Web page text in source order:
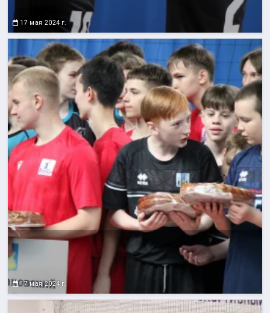
17 мая 2024 г.
17 мая 2024 г.